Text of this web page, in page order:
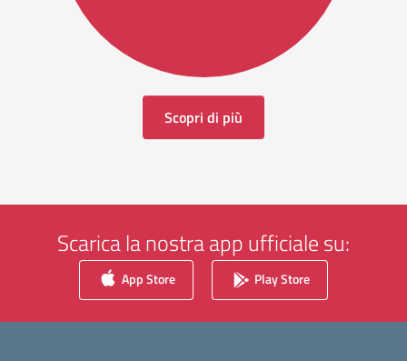
Scopri di più
Scarica la nostra app ufficiale su:
App Store Play Store